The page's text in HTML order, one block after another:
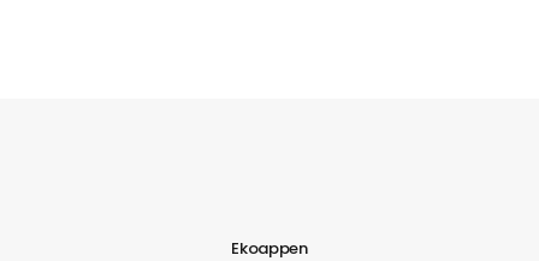
Ekoappen